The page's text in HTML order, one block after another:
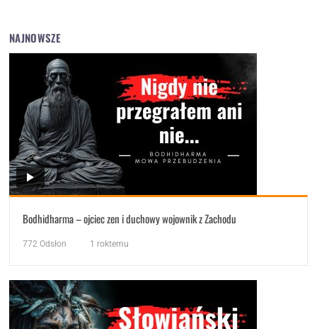
NAJNOWSZE
Bodhidharma – ojciec zen i duchowy wojownik z Zachodu
772 Odsłon 1 roktemu